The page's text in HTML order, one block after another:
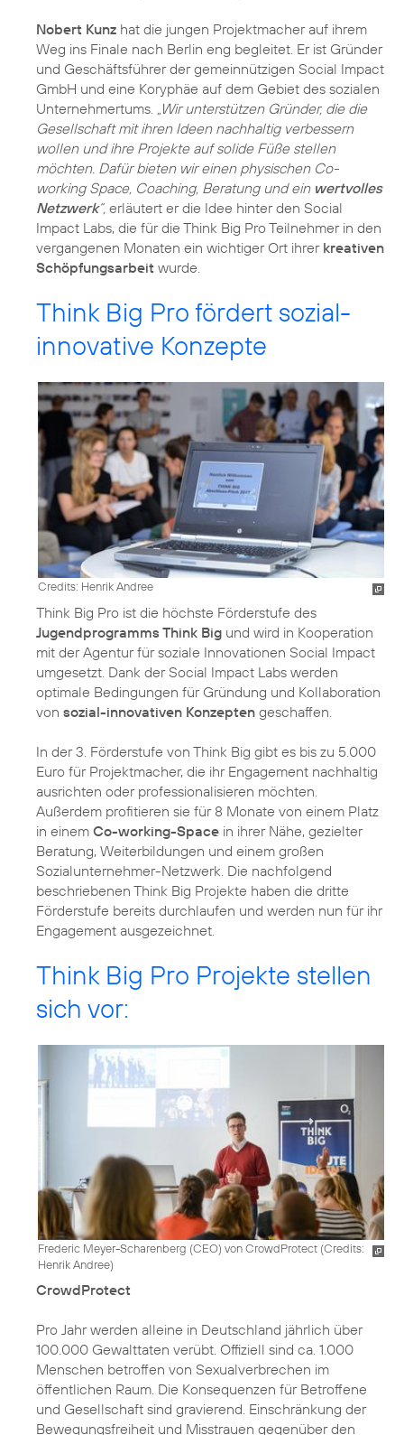
Nobert Kunz hat die jungen Projektmacher auf ihrem
Weg ins Finale nach Berlin eng begleitet. Er ist Gründer
und Geschäftsführer der gemeinnützigen Social Impact
GmbH und eine Koryphäe auf dem Gebiet des sozialen
Unternehmertums. „Wir unterstützen Gründer, die die
Gesellschaft mit ihren Ideen nachhaltig verbessern
wollen und ihre Projekte auf solide Füße stellen
möchten. Dafür bieten wir einen physischen Co-
working Space, Coaching, Beratung und ein wertvolles
Netzwerk“, erläutert er die Idee hinter den Social
Impact Labs, die für die Think Big Pro Teilnehmer in den
vergangenen Monaten ein wichtiger Ort ihrer kreativen
Schöpfungsarbeit wurde.
Think Big Pro fördert sozial-
innovative Konzepte
Credits: Henrik Andree
Think Big Pro ist die höchste Förderstufe des
Jugendprogramms Think Big und wird in Kooperation
mit der Agentur für soziale Innovationen Social Impact
umgesetzt. Dank der Social Impact Labs werden
optimale Bedingungen für Gründung und Kollaboration
von sozial-innovativen Konzepten geschaffen.
In der 3. Förderstufe von Think Big gibt es bis zu 5.000
Euro für Projektmacher, die ihr Engagement nachhaltig
ausrichten oder professionalisieren möchten.
Außerdem profitieren sie für 8 Monate von einem Platz
in einem Co-working-Space in ihrer Nähe, gezielter
Beratung, Weiterbildungen und einem großen
Sozialunternehmer-Netzwerk. Die nachfolgend
beschriebenen Think Big Projekte haben die dritte
Förderstufe bereits durchlaufen und werden nun für ihr
Engagement ausgezeichnet.
Think Big Pro Projekte stellen
sich vor:
Frederic Meyer-Scharenberg (CEO) von CrowdProtect (Credits:
Henrik Andree)
CrowdProtect
Pro Jahr werden alleine in Deutschland jährlich über
100.000 Gewalttaten verübt. Offiziell sind ca. 1.000
Menschen betroffen von Sexualverbrechen im
öffentlichen Raum. Die Konsequenzen für Betroffene
und Gesellschaft sind gravierend. Einschränkung der
Bewegungsfreiheit und Misstrauen gegenüber den